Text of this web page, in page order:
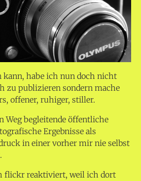
kann, habe ich nun doch nicht
zu publizieren sondern mache
offener, ruhiger, stiller.
Weg begleitende öffentliche
Ergebnisse als
in einer vorher mir nie selbst
flickr reaktiviert, weil ich dort